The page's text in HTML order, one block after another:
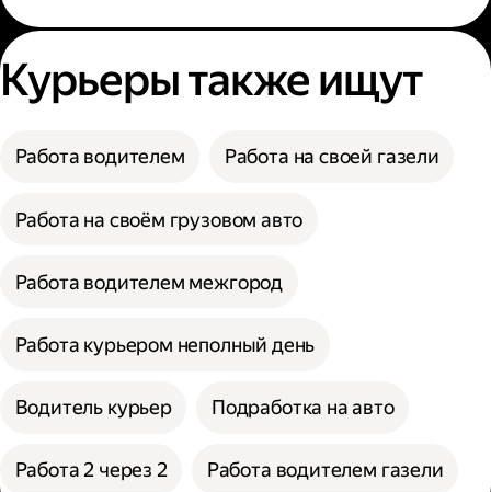
Курьеры также ищут
Работа водителем Работа на своей газели
Работа на своём грузовом авто
Работа водителем межгород
Работа курьером неполный день
Водитель курьер Подработка на авто
Работа 2 через 2 Работа водителем газели